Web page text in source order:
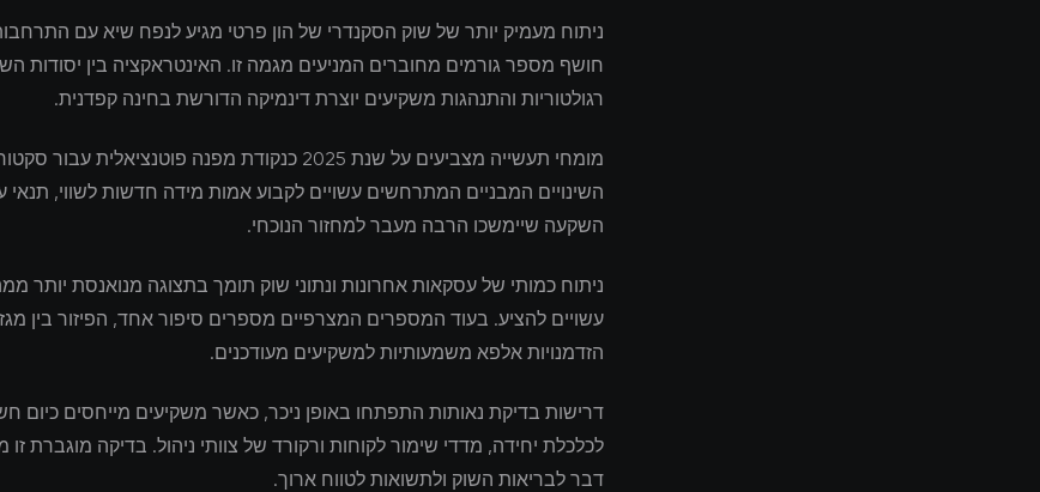
ניתוח מעמיק יותר של שוק הסקנדרי של הון פרטי מגיע לנפח שיא עם
חושף מספר גורמים מחוברים המניעים מגמה זו. האינטראקציה בין יסודות
רגולטוריות והתנהגות משקיעים יוצרת דינמיקה הדורשת בחינה קפדנית.
מומחי תעשייה מצביעים על שנת 2025 כנקודת מפנה פוטנציאלית
השינויים המבניים המתרחשים עשויים לקבוע אמות מידה חדשות לשווי, תנאי
השקעה שיימשכו הרבה מעבר למחזור הנוכחי.
ניתוח כמותי של עסקאות אחרונות ונתוני שוק תומך בתצוגה מנואנסת יותר
עשויים להציע. בעוד המספרים המצרפיים מספרים סיפור אחד, הפיזור בין
הזדמנויות אלפא משמעותיות למשקיעים מעודכנים.
דרישות בדיקת נאותות התפתחו באופן ניכר, כאשר משקיעים מייחסים כיום
לכלכלת יחידה, מדדי שימור לקוחות ורקורד של צוותי ניהול. בדיקה מוגברת זו
דבר לבריאות השוק ולתשואות לטווח ארוך.